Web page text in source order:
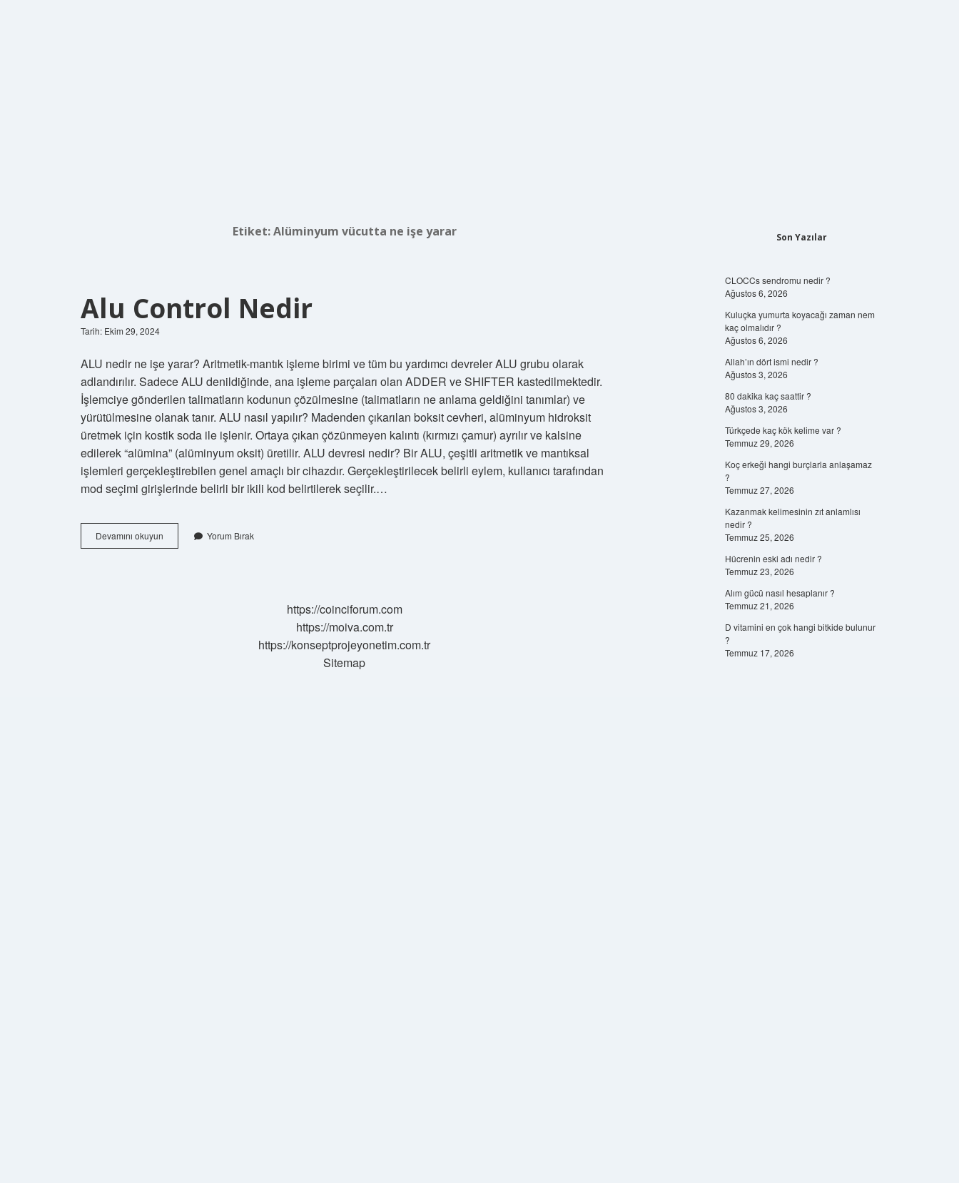
Etiket:Alüminyum vücutta ne işe yarar
Alu Control Nedir
Tarih: Ekim 29, 2024
ALU nedir ne işe yarar? Aritmetik-mantık işleme birimi ve tüm bu yardımcı devreler ALU grubu olarak
adlandırılır. Sadece ALU denildiğinde, ana işleme parçaları olan ADDER ve SHIFTER kastedilmektedir.
İşlemciye gönderilen talimatların kodunun çözülmesine (talimatların ne anlama geldiğini tanımlar) ve
yürütülmesine olanak tanır. ALU nasıl yapılır? Madenden çıkarılan boksit cevheri, alüminyum hidroksit
üretmek için kostik soda ile işlenir. Ortaya çıkan çözünmeyen kalıntı (kırmızı çamur) ayrılır ve kalsine
edilerek “alümina” (alüminyum oksit) üretilir. ALU devresi nedir? Bir ALU, çeşitli aritmetik ve mantıksal
işlemleri gerçekleştirebilen genel amaçlı bir cihazdır. Gerçekleştirilecek belirli eylem, kullanıcı tarafından
mod seçimi girişlerinde belirli bir ikili kod belirtilerek seçilir.…
Devamını okuyun
Control
Yorum Bırak
https://coinciforum.com
https://moiva.com.tr
https://konseptprojeyonetim.com.tr
Sitemap
Son Yazılar
CLOCCs sendromu nedir ?
Ağustos 6, 2026
Kuluçka yumurta koyacağı zaman nem
kaç olmalıdır ?
Ağustos 6, 2026
Allah’ın dört ismi nedir ?
Ağustos 3, 2026
80 dakika kaç saattir ?
Ağustos 3, 2026
Türkçede kaç kök kelime var ?
Temmuz 29, 2026
Koç erkeği hangi burçlarla anlaşamaz
?
Temmuz 27, 2026
Kazanmak kelimesinin zıt anlamlısı
nedir ?
Temmuz 25, 2026
Hücrenin eski adı nedir ?
Temmuz 23, 2026
Alım gücü nasıl hesaplanır ?
Temmuz 21, 2026
D vitamini en çok hangi bitkide bulunur
?
Temmuz 17, 2026